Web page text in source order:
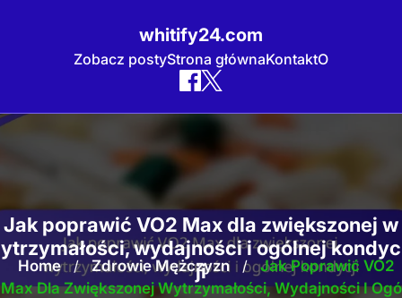
whitify24.com
Zobacz postyStrona głównaKontaktO
Skip
Jak poprawić VO2 Max dla zwiększonej w
ytrzymałości, wydajności i ogólnej kondyc
ji
Home / Zdrowie Mężczyzn / Jak Poprawić VO2
Max Dla Zwiększonej Wytrzymałości, Wydajności I Ogó